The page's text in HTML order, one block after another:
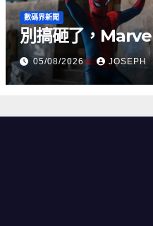
數碼界新聞
別搞砸了，
05/08/2026 JOSEPH